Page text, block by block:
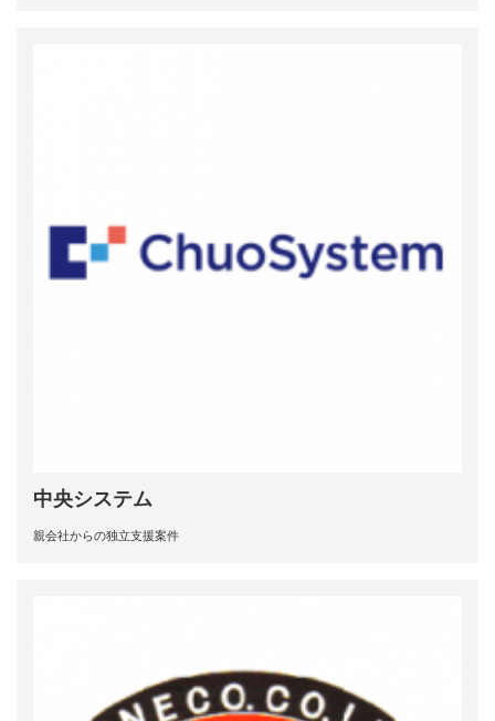
中央システム
親会社からの独立支援案件